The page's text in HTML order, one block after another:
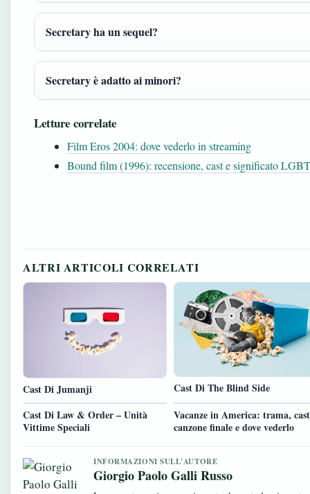
Secretary ha un sequel?
Secretary è adatto ai minori?
Letture correlate
Film Eros 2004: dove vederlo in streaming
Bound film (1996): recensione, cast e significato
ALTRI ARTICOLI CORRELATI
Cast Di Jumanji
Cast Di The Blind Side
Cast Di Law & Order – Unità
Vittime Speciali
Vacanze in America: trama,
canzone finale e dove vederlo
INFORMAZIONI SULL'AUTORE
Giorgio Paolo Galli Russo